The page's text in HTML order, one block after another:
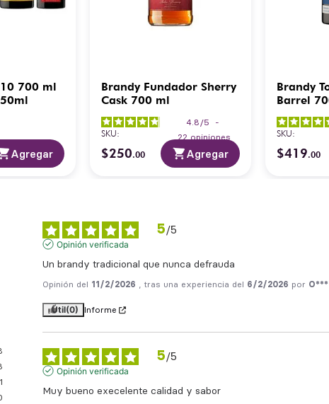
700 ml
Agregar
Brandy Fundador Sherry
Cask 700 ml
4.8 /5
-
22 opiniones
SKU:
$250.00 Agregar
Brandy
Barrel
SKU:
$419.00
1
5/5
Opinión verificada
Un brandy tradicional que nunca defrauda
Opinión del 11/2/2026 , tras una experiencia del 6/2/2026 por O***
Útil(0) Informe
5/5
Opinión verificada
Muy bueno execelente calidad y sabor